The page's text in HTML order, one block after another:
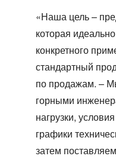
«Наша цель –
которая
конкретного
стандартный
по продажам. –
горными
нагрузки,
графики
затем